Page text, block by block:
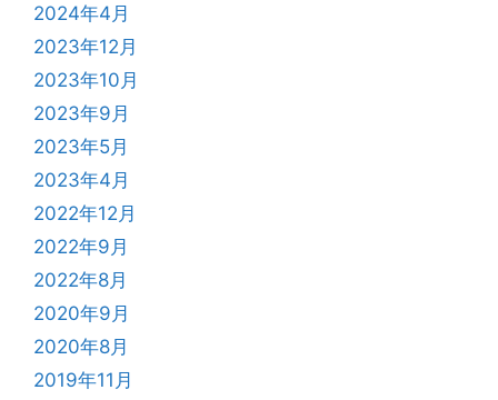
2024年4月
2023年12月
2023年10月
2023年9月
2023年5月
2023年4月
2022年12月
2022年9月
2022年8月
2020年9月
2020年8月
2019年11月